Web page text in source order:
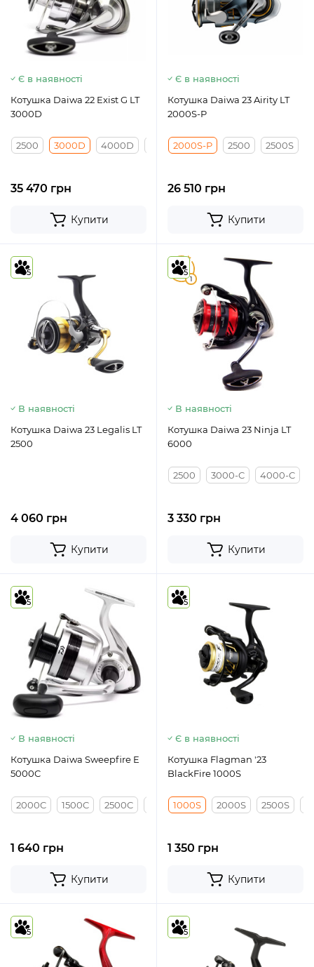
Є в наявності
Котушка Daiwa 22 Exist G LT
3000D
2500 3000D 4000D 5000D-C 2500D
35 470 грн
Купити
Є в наявності
Котушка Daiwa 23 Airity LT
2000S-P
2000S-P 2500 2500S
26 510 грн
Купити
5
В наявності
Котушка Daiwa 23 Legalis LT
2500
4 060 грн
Купити
5
1
5
В наявності
Котушка Daiwa 23 Ninja LT
6000
2500 3000-C 4000-C
3 330 грн
Купити
5
В наявності
Котушка Daiwa Sweepfire E
5000C
2000C 1500C 2500C 3000C 4000C
1 640 грн
Купити
5
Є в наявності
Котушка Flagman '23
BlackFire 1000S
1000S 2000S 2500S
1 350 грн
Купити
5 5